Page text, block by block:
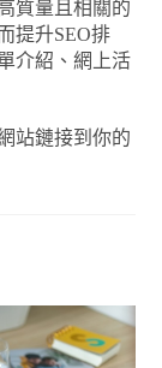
質量且相關的
提升SEO排
介紹、網上活
站鏈接到你的